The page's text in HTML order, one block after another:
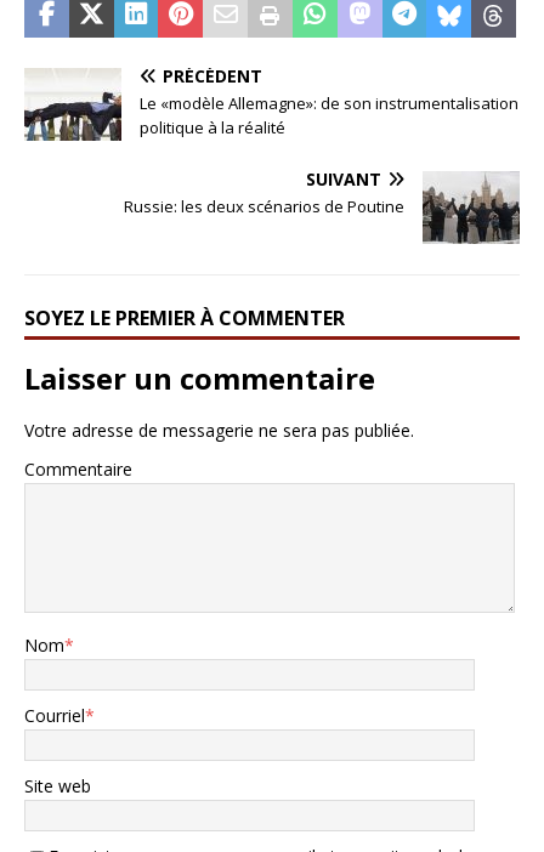
PRÉCÉDENT
Le «modèle Allemagne»: de son instrumentalisation
politique à la réalité
SUIVANT
Russie: les deux scénarios de Poutine
SOYEZ LE PREMIER À COMMENTER
Laisser un commentaire
Votre adresse de messagerie ne sera pas publiée.
Commentaire
Nom*
Courriel*
Site web